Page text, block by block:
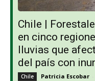
Chile |
en cinco
lluvias que
del país con
Chile Patricia Escobar -